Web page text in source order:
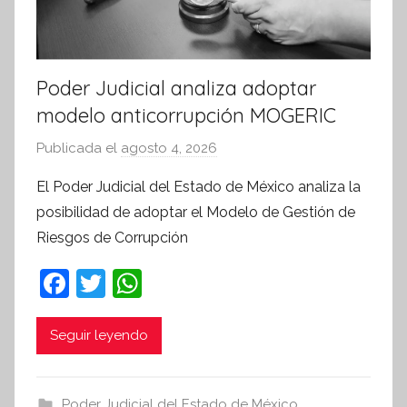
a
Poder Judicial analiza adoptar
modelo anticorrupción MOGERIC
Publicada el agosto 4, 2026
r
S
El Poder Judicial del Estado de México analiza la
posibilidad de adoptar el Modelo de Gestión de
Riesgos de Corrupción
F
a
c
b
T
w
itt
h
at
A
Seguir leyendo